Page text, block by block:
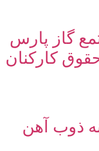
گاز پارس
کارکنان
ذوب آهن